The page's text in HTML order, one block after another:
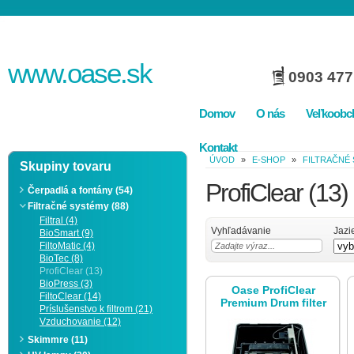
www.oase.sk 0903
Domov O nás
Kontakt
Skupiny tovaru
Čerpadlá a fontány (54)
Filtračné systémy (88)
Filtral (4)
BioSmart (9)
FiltoMatic (4)
BioTec (8)
ProfiClear (13)
BioPress (3)
FiltoClear (14)
Príslušenstvo k filtrom (21)
Vzduchovanie (12)
Skimmre (11)
ÚVOD » E-SHOP » FILTRAČNÉ
ProfiClear(13)
Vyhľadávanie
Oase ProfiClear
Premium Drum filter